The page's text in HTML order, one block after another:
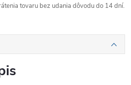
tovaru bez udania dôvodu do 14 dní.